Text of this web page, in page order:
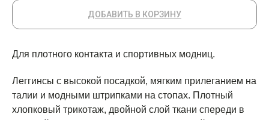
ДОБАВИТЬ В КОРЗИНУ
Для плотного контакта и спортивных модниц.
Леггинсы с высокой посадкой, мягким прилеганием на
талии и модными штрипками на стопах. Плотный
хлопковый трикотаж, двойной слой ткани спереди в